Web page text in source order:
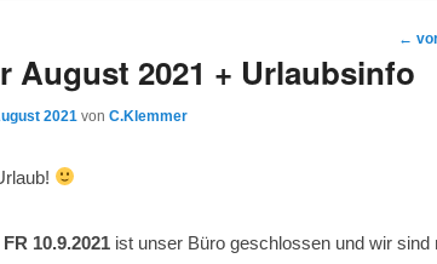
←
August 2021 + Urlaubsinfo
2021 von C.Klemmer
10.9.2021 ist unser Büro geschlossen und wir sind